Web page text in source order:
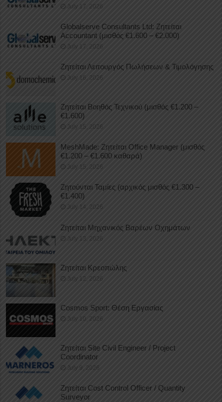
July 17, 2026
Globalserve Consultants Ltd: Ζητείται
Accountant (μισθός €1.600 – €2.000)
July 17, 2026
Ζητείται Λειτουργός Πωλήσεων & Τιμολόγησης
July 16, 2026
Ζητείται Βοηθός Τεχνικού (μισθός €1.200 –
€1.600)
July 15, 2026
MeshMade: Ζητείται Office Manager (μισθός
€1.200 – €1.600 καθαρά)
July 15, 2026
Ζητούνται Ταμίες (αρχικός μισθός €1.300 –
€1.400)
July 14, 2026
Ζητείται Μηχανικός Βαρέων Οχημάτων
July 13, 2026
Ζητείται Κρεοπώλης
July 12, 2026
Cosmos Sport: Θέση Εργασίας
July 10, 2026
Ζητείται Site Civil Engineer / Project
Coordinator
July 9, 2026
Ζητείται Cost Control Officer / Quantity
Surveyor